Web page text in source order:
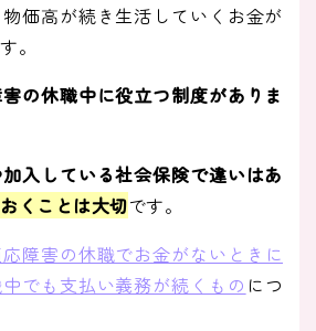
価高が続き生活していくお金が
。
の休職中に役立つ制度がありま
入している社会保険で違いはあ
くことは大切です。
障害の休職でお金がないときに
でも支払い義務が続くもの につ